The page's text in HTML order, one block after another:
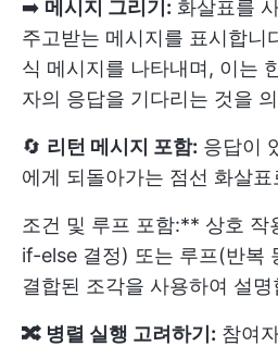
➡️ 메시지 그리기: 화살표를
주고받는 메시지를 표시합니
식 메시지를 나타내며, 이는
자의 응답을 기다리는 것을
🔄 리턴 메시지 포함: 응답이
에게 되돌아가는 점선 화살
조건 및 루프 포함:** 상호 작
if-else 결정) 또는 루프(반복
결합된 조각을 사용하여 설명
🔀 병렬 실행 고려하기: 참여